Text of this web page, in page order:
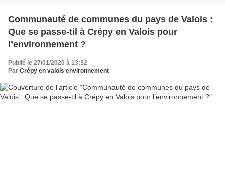
Communauté de communes du pays de Valois :
Que se passe-til à Crépy en Valois pour
l’environnement ?
Publié le 27/01/2020 à 13:32
Par Crépy en valois environnement